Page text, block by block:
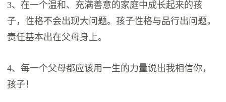
3、在一个温和、充满善意的家庭中成长起来的孩
子，性格不会出现大问题。孩子性格与品行出问题，
责任基本出在父母身上。
4、每一个父母都应该用一生的力量说出我相信你，
孩子！